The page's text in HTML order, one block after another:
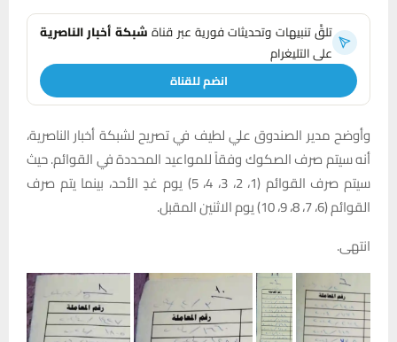
تلقَّ تنبيهات وتحديثات فورية عبر قناةشبكة أخبار الناصرية
على التليغرام
انضم للقناة
وأوضح مدير الصندوق علي لطيف في تصريح لشبكة أخبار الناصرية،
أنه سيتم صرف الصكوك وفقاً للمواعيد المحددة في القوائم. حيث
سيتم صرف القوائم (1، 2، 3، 4، 5) يوم غدٍ الأحد، بينما يتم صرف
القوائم (6، 7، 8، 9، 10) يوم الاثنين المقبل.
انتهى.